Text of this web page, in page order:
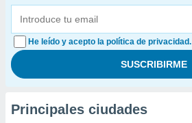
He leído y acepto la política de privacidad.
Principales ciudades